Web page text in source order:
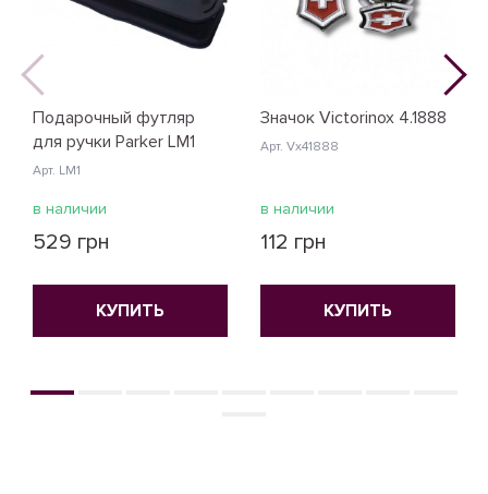
Подарочный футляр
для ручки Parker LM1
Арт. LM1
в наличии
529 грн
КУПИТЬ
Значок Victorinox 4.1888
Арт. Vx41888
в наличии
112 грн
КУПИТЬ